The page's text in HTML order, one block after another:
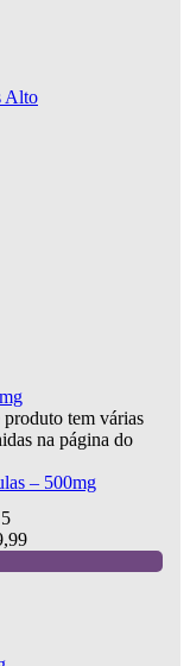
Alto
produto tem várias
na página do
– 500mg